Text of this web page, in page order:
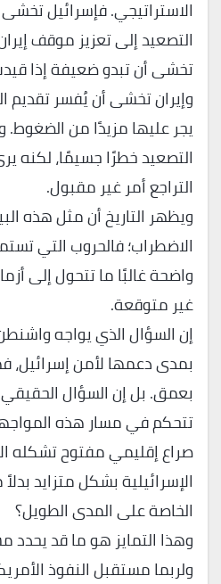
الاستراتيجي. فإسرائيل
التصعيد إلى تعزيز موقف
تخشى أن تبدو ضعيفة إذا
وإيران تخشى أن يُفسر تقديم
يجر عليها مزيدًا من
التصعيد خطرًا جسيمًا، لكنه
التراجع أمر غير مقبول.
ويظهر التاريخ أن مثل هذه
الاضطراب؛ فالحروب التي
واضحة غالبًا ما تتحول إلى
غير متوقعة.
إن السؤال الذي يواجه
بمدى دعمها لأمن إسرائيل،
بعمق. بل إن السؤال
تتحكم في مسار هذه
صراع إقليمي مفتوح تشكله
الإسرائيلية بشكل متزايد
الخاصة على المدى الطويل؟
وهذا التمايز هو ما قد يحدد
ولربما مستقبل النفوذ